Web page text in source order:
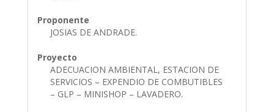
Proponente
JOSIAS DE ANDRADE.
Proyecto
ADECUACION AMBIENTAL, ESTACION DE
SERVICIOS – EXPENDIO DE COMBUTIBLES
– GLP – MINISHOP – LAVADERO.